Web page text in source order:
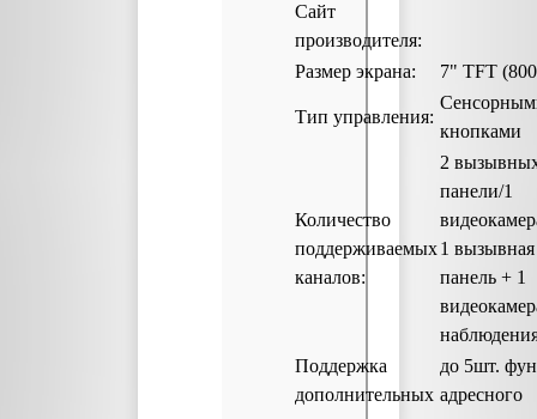
Сайт
производителя:
Размер экрана:
7" TFT
Тип управления:
кнопками
Количество
поддерживаемых
каналов:
2
панели/1
1 вызывная
панель + 1
Поддержка
дополнительных
до 5шт.
адресного